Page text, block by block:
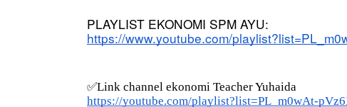
PLAYLIST EKONOMI SPM AYU:
https://www.youtube.com/
✅Link channel ekonomi Teacher Yuhaida
https://youtube.com/playlist?list=PL_m0wAt-